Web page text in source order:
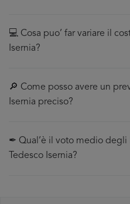
💻 Cosa puo’ far variare il
Isernia?
🔎 Come posso avere un
Isernia preciso?
✒ Qual’è il voto medio degli
Tedesco Isernia?